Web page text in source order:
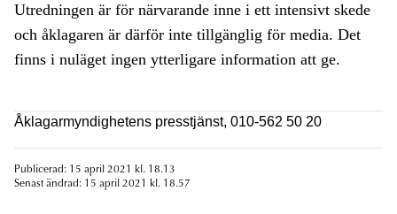
Utredningen är för närvarande inne i ett intensivt skede
och åklagaren är därför inte tillgänglig för media. Det
finns i nuläget ingen ytterligare information att ge.
Åklagarmyndighetens presstjänst, 010-562 50 20
Publicerad: 15 april 2021 kl. 18.13
Senast ändrad: 15 april 2021 kl. 18.57